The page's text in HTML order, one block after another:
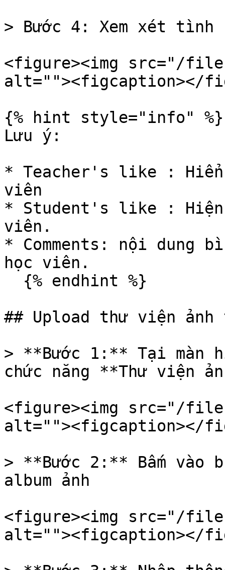
> Bước 4: Xem xét tình
<figure><img src="/files/
alt=""><figcaption></
{% hint style="info" %}
Lưu ý:
* Teacher's like :
viên
* Student's like :
viên.
* Comments: nội dung
học viên.
## Upload thư viện ảnh
> **Bước 1:** Tại màn
chức năng **Thư viện
<figure><img src="/files/
alt=""><figcaption></
> **Bước 2:** Bấm vào
album ảnh
<figure><img src="/
alt=""><figcaption></